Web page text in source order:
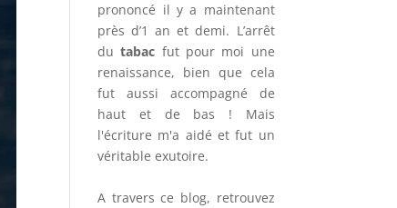
prononcé il y a maintenant
près d’1 an et demi. L’arrêt
dutabac fut pour moi une
renaissance, bien que cela
fut aussi accompagné de
haut et de bas ! Mais
l'écriture m'a aidé et fut un
véritable exutoire.
A travers ce blog, retrouvez